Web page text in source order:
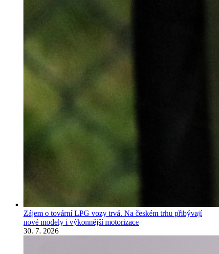
Zájem o tovární LPG vozy trvá. Na českém trhu přibývají
nové modely i výkonnější motorizace
30. 7. 2026